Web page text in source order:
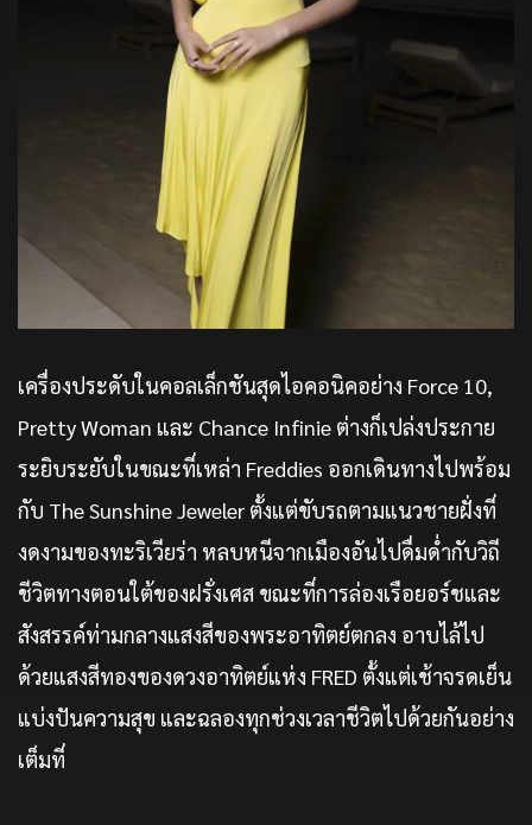
เครื่องประดับในคอลเล็กชันสุดไอคอนิคอย่าง Force 10,
Pretty Woman และ Chance Infinie ต่างก็เปล่งประกาย
ระยิบระยับในขณะที่เหล่า Freddies ออกเดินทางไปพร้อม
กับ The Sunshine Jeweler ตั้งแต่ขับรถตามแนวชายฝั่งที่
งดงามของทะริเวียร่า หลบหนีจากเมืองอันไปดื่มด่ำกับวิถี
ชีวิตทางตอนใต้ของฝรั่งเศส ขณะที่การล่องเรือยอร์ชและ
สังสรรค์ท่ามกลางแสงสีของพระอาทิตย์ตกลง อาบไล้ไป
ด้วยแสงสีทองของดวงอาทิตย์แห่ง FRED ตั้งแต่เช้าจรดเย็น
แบ่งปันความสุข และฉลองทุกช่วงเวลาชีวิตไปด้วยกันอย่าง
เต็มที่